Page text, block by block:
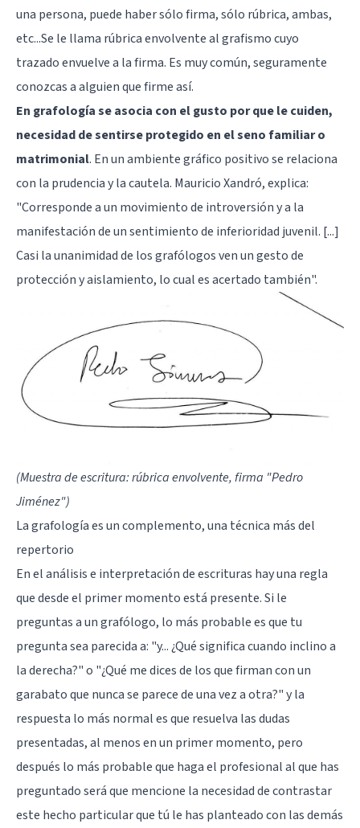
una persona, puede haber sólo firma, sólo rúbrica, ambas,
etc...Se le llama rúbrica envolvente al grafismo cuyo
trazado envuelve a la firma. Es muy común, seguramente
conozcas a alguien que firme así.
En grafología se asocia con el gusto por que le cuiden,
necesidad de sentirse protegido en el seno familiar o
matrimonial. En un ambiente gráfico positivo se relaciona
con la prudencia y la cautela. Mauricio Xandró, explica:
"Corresponde a un movimiento de introversión y a la
manifestación de un sentimiento de inferioridad juvenil. [...]
Casi la unanimidad de los grafólogos ven un gesto de
protección y aislamiento, lo cual es acertado también".
(Muestra de escritura: rúbrica envolvente, firma "Pedro
Jiménez")
La grafología es un complemento, una técnica más del
repertorio
En el análisis e interpretación de escrituras hay una regla
que desde el primer momento está presente. Si le
preguntas a un grafólogo, lo más probable es que tu
pregunta sea parecida a: "y... ¿Qué significa cuando inclino a
la derecha?" o "¿Qué me dices de los que firman con un
garabato que nunca se parece de una vez a otra?" y la
respuesta lo más normal es que resuelva las dudas
presentadas, al menos en un primer momento, pero
después lo más probable que haga el profesional al que has
preguntado será que mencione la necesidad de contrastar
este hecho particular que tú le has planteado con las demás